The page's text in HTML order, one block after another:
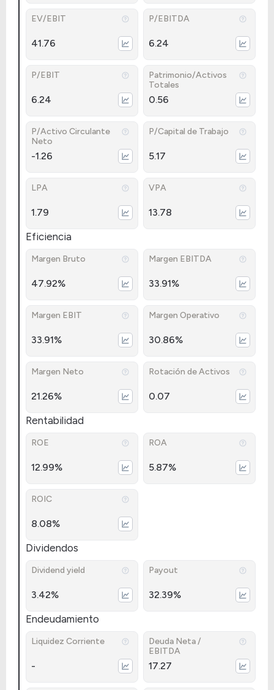
EV/EBIT
41.76
P/EBITDA
6.24
P/EBIT
6.24
Patrimonio/Activos
Totales
0.56
P/Activo Circulante
Neto
-1.26
P/Capital de Trabajo
5.17
LPA
1.79
VPA
13.78
Eficiencia
Margen Bruto
47.92%
Margen EBITDA
33.91%
Margen EBIT
33.91%
Margen Operativo
30.86%
Margen Neto
21.26%
Rotación de Activos
0.07
Rentabilidad
ROE
12.99%
ROA
5.87%
ROIC
8.08%
Dividendos
Dividend yield
3.42%
Payout
32.39%
Endeudamiento
Liquidez Corriente
-
Deuda Neta /
EBITDA
17.27